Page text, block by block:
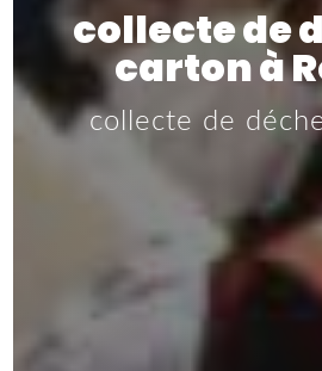
collecte de
carton à
collecte de